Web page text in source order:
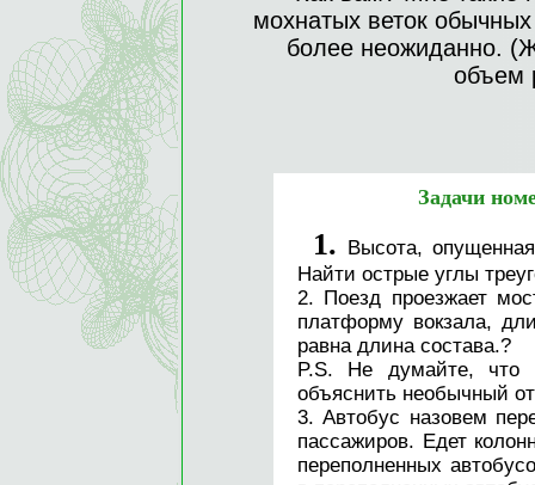
мохнатых веток
более неожиданно.
объем
Задачи
1. Высота,
Найти острые углы
2. Поезд проезжает
платформу вокзала,
равна длина состава.?
P.S. Не думайте, что
объяснить необычный
3. Автобус назовем
пассажиров. Едет
переполненных